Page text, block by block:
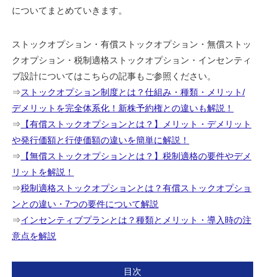
についてまとめていきます。
ストックオプション・有償ストックオプション・無償ストッ
クオプション・税制適格ストックオプション・インセンティ
ブ設計についてはこちらの記事もご参照ください。
⇒ストックオプション制度とは？仕組み・種類・メリット/
デメリットを完全体系化！新株予約権との違いも解説！
⇒ 【有償ストックオプションとは？】メリット・デメリット
や発行価額と行使価額の違いを簡単に解説！
⇒ 【無償ストックオプションとは？】税制適格の要件やデメ
リットを解説！
⇒税制適格ストックオプションとは？有償ストックオプショ
ンとの違い・7つの要件について解説
⇒インセンティブプランとは？種類とメリット・導入時の注
意点を解説
目次